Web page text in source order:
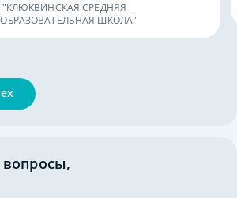
СРЕДНЯЯ
ШКОЛА"
24 года
СО "НТЖТ"
на помощь людям в
вопросы,